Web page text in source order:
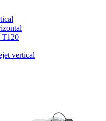
T120
vertical